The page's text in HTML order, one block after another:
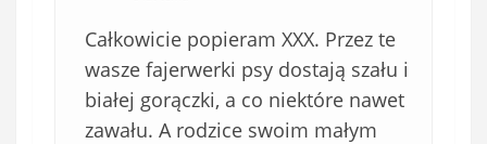
Całkowicie popieram XXX. Przez te
wasze fajerwerki psy dostają szału i
białej gorączki, a co niektóre nawet
zawału. A rodzice swoim małym